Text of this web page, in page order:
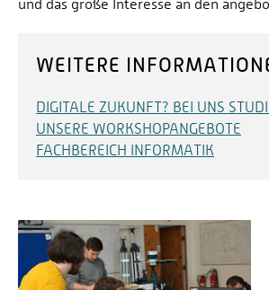
und das große Interesse an den
WEITERE
DIGITALE ZUKUNFT? BEI UNS
UNSERE WORKSHOPANGEBOTE
FACHBEREICH INFORMATIK